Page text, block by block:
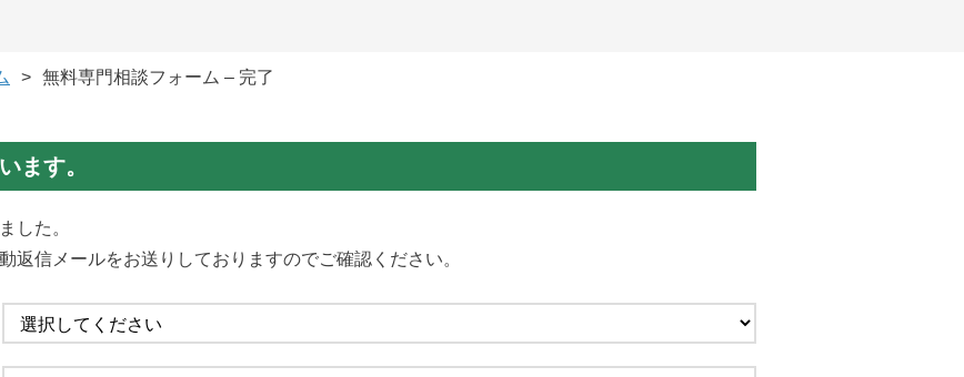
無料専門相談フォーム – 完了
ます。
した。
返信メールをお送りしておりますのでご確認ください。